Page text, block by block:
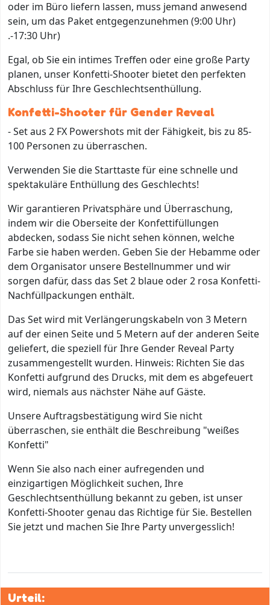
oder im Büro liefern lassen, muss jemand anwesend
sein, um das Paket entgegenzunehmen (9:00 Uhr)
.-17:30 Uhr)
Egal, ob Sie ein intimes Treffen oder eine große Party
planen, unser Konfetti-Shooter bietet den perfekten
Abschluss für Ihre Geschlechtsenthüllung.
Konfetti-Shooter für Gender Reveal
- Set aus 2 FX Powershots mit der Fähigkeit, bis zu 85-
100 Personen zu überraschen.
Verwenden Sie die Starttaste für eine schnelle und
spektakuläre Enthüllung des Geschlechts!
Wir garantieren Privatsphäre und Überraschung,
indem wir die Oberseite der Konfettifüllungen
abdecken, sodass Sie nicht sehen können, welche
Farbe sie haben werden. Geben Sie der Hebamme oder
dem Organisator unsere Bestellnummer und wir
sorgen dafür, dass das Set 2 blaue oder 2 rosa Konfetti-
Nachfüllpackungen enthält.
Das Set wird mit Verlängerungskabeln von 3 Metern
auf der einen Seite und 5 Metern auf der anderen Seite
geliefert, die speziell für Ihre Gender Reveal Party
zusammengestellt wurden. Hinweis: Richten Sie das
Konfetti aufgrund des Drucks, mit dem es abgefeuert
wird, niemals aus nächster Nähe auf Gäste.
Unsere Auftragsbestätigung wird Sie nicht
überraschen, sie enthält die Beschreibung "weißes
Konfetti"
Wenn Sie also nach einer aufregenden und
einzigartigen Möglichkeit suchen, Ihre
Geschlechtsenthüllung bekannt zu geben, ist unser
Konfetti-Shooter genau das Richtige für Sie. Bestellen
Sie jetzt und machen Sie Ihre Party unvergesslich!
Urteil: